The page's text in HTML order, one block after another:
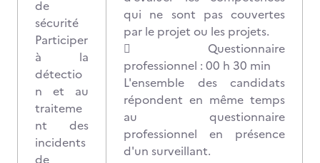
de
sécurité
Participer
à la
détectio
n et au
traiteme
nt des
incidents
de
qui ne sont pas couvertes
par le projet ou les projets.
 Questionnaire
professionnel : 00 h 30 min
L'ensemble des candidats
répondent en même temps
au questionnaire
professionnel en présence
d'un surveillant.